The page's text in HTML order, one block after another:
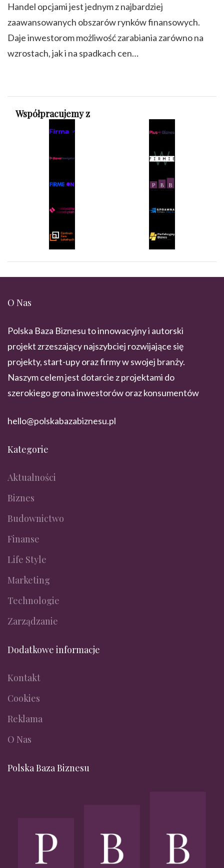
Handel opcjami jest jednym z najbardziej
zaawansowanych obszarów rynków finansowych.
Daje inwestorom możliwość zarabiania zarówno na
wzrostach, jak i na spadkach cen…
Współpracujemy z
O Nas
Polska Baza Biznesu to innowacyjny i autorski
projekt zrzeszający najszybciej rozwijające się
projekty, start-upy oraz firmy w swojej branży.
Naszym celem jest dotarcie z projektami do
szerokiego grona inwestorów oraz konsumentów
hello@polskabazabiznesu.pl
Kategorie
Aktualności
Biznes
Budownictwo
Finanse
Life Style
Marketing
Technologie
Zarządzanie
Dodatkowe informacje
Kontakt
Cookies
Reklama
O Nas
Polska Baza Biznesu